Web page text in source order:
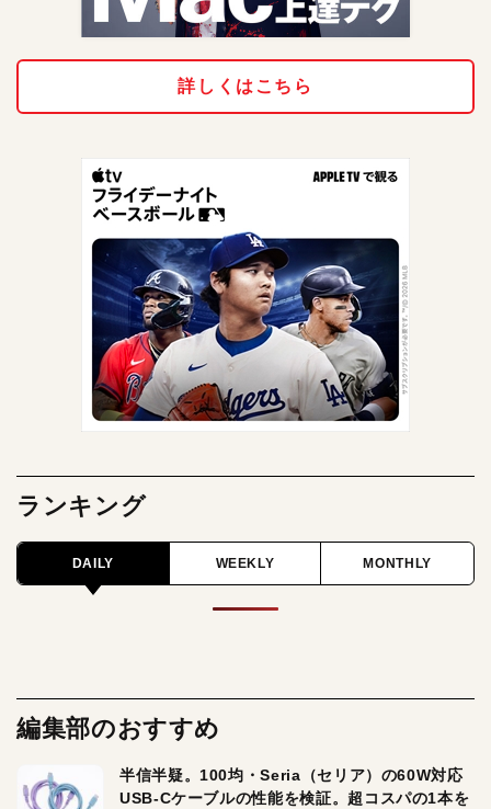
詳しくはこちら
ランキング
DAILY WEEKLY MONTHLY
編集部のおすすめ
半信半疑。100均・Seria（セリア）の60W対応
USB-Cケーブルの性能を検証。超コスパの1本を